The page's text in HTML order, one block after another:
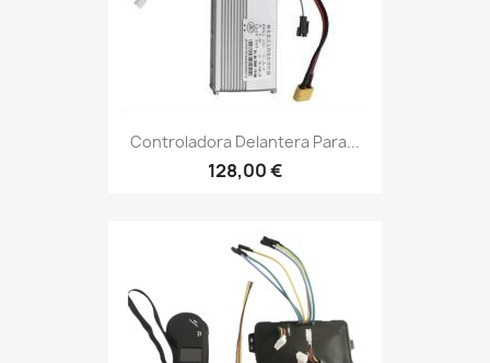
Controladora Delantera Para...
128,00 €